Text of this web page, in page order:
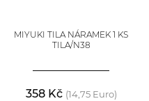
MIYUKI TILA NÁRAMEK 1 KS
TILA/N38
358 Kč (14,75 Euro)